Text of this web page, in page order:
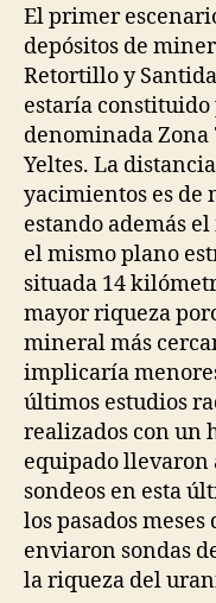
El primer
depósitos de
Retortillo y
estaría constituido
denominada
Yeltes. La
yacimientos es de
estando además
el mismo plano
situada 14
mayor riqueza
mineral más
implicaría
últimos estudios
realizados con un
equipado llevaron
sondeos en esta
los pasados
enviaron sondas
la riqueza del